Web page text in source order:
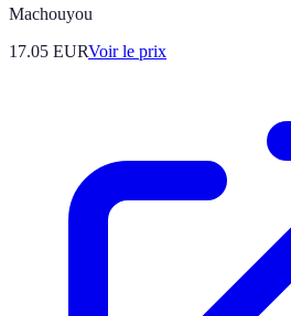
Machouyou
17.05 EURVoir le prix